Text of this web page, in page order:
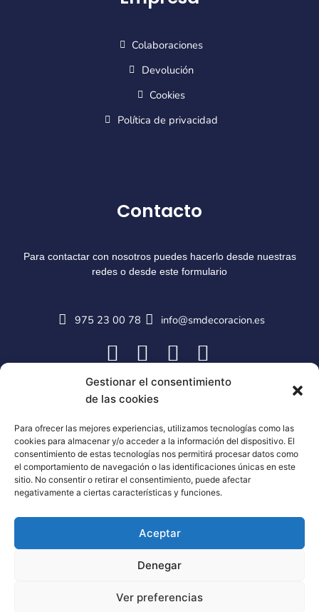
Gestionar el consentimiento
de las cookies
Para ofrecer las mejores experiencias, utilizamos tecnologías como las
cookies para almacenar y/o acceder a la información del dispositivo. El
consentimiento de estas tecnologías nos permitirá procesar datos como
el comportamiento de navegación o las identificaciones únicas en este
sitio. No consentir o retirar el consentimiento, puede afectar
negativamente a ciertas características y funciones.
Aceptar
Denegar
Ver preferencias
Colaboraciones
Devolución
Cookies
Política de privacidad
Contacto
Para contactar con nosotros puedes hacerlo desde nuestras
redes o desde este formulario
975 23 00 78 info@smdecoracion.es